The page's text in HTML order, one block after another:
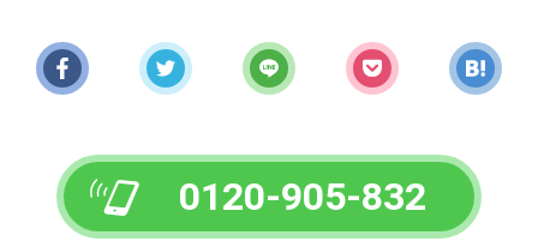
0120-905-832